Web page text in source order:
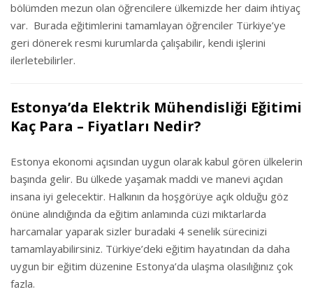
bölümden mezun olan öğrencilere ülkemizde her daim ihtiyaç
var. Burada eğitimlerini tamamlayan öğrenciler Türkiye’ye
geri dönerek resmi kurumlarda çalışabilir, kendi işlerini
ilerletebilirler.
Estonya’da Elektrik Mühendisliği Eğitimi
Kaç Para – Fiyatları Nedir?
Estonya ekonomi açısından uygun olarak kabul gören ülkelerin
başında gelir. Bu ülkede yaşamak maddi ve manevi açıdan
insana iyi gelecektir. Halkının da hoşgörüye açık olduğu göz
önüne alındığında da eğitim anlamında cüzi miktarlarda
harcamalar yaparak sizler buradaki 4 senelik sürecinizi
tamamlayabilirsiniz. Türkiye’deki eğitim hayatından da daha
uygun bir eğitim düzenine Estonya’da ulaşma olasılığınız çok
fazla.